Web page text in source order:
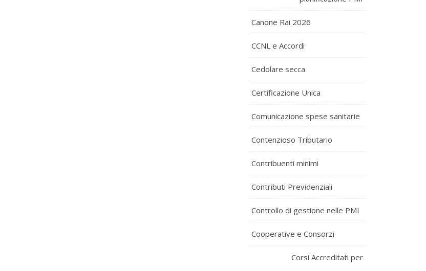
Canone Rai 2026
CCNL e Accordi
Cedolare secca
Certificazione Unica
Comunicazione spese sanitarie
Contenzioso Tributario
Contribuenti minimi
Contributi Previdenziali
Controllo di gestione nelle PMI
Cooperative e Consorzi
Corsi Accreditati per